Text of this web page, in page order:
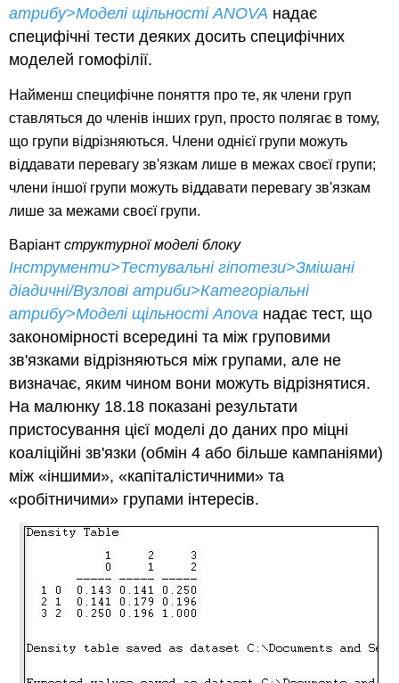
атрибу>Моделі щільності ANOVA надає
специфічні тести деяких досить специфічних
моделей гомофілії.
Найменш специфічне поняття про те, як члени груп
ставляться до членів інших груп, просто полягає в тому,
що групи відрізняються. Члени однієї групи можуть
віддавати перевагу зв'язкам лише в межах своєї групи;
члени іншої групи можуть віддавати перевагу зв'язкам
лише за межами своєї групи.
Варіантструктурної моделі блоку
Інструменти>Тестувальні гіпотези>Змішані
діадичні/Вузлові атриби>Категоріальні
атрибу>Моделі щільності Anova надає тест, що
закономірності всередині та між груповими
зв'язками відрізняються між групами, але не
визначає, яким чином вони можуть відрізнятися.
На малюнку 18.18 показані результати
пристосування цієї моделі до даних про міцні
коаліційні зв'язки (обмін 4 або більше кампаніями)
між «іншими», «капіталістичними» та
«робітничими» групами інтересів.